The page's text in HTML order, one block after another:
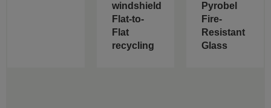
windshield
Flat-to-
Flat
recycling
Pyrobel
Fire-
Resistant
Glass